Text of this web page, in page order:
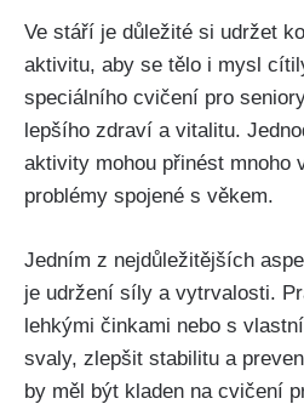
Ve stáří je důležité si udržet
aktivitu, aby se tělo i mysl
speciálního cvičení pro
lepšího zdraví a vitalitu.
aktivity mohou přinést mnoho
problémy spojené s věkem.
Jedním z nejdůležitějších
je udržení síly a vytrvalosti.
lehkými činkami nebo s
svaly, zlepšit stabilitu a
by měl být kladen na cvičení